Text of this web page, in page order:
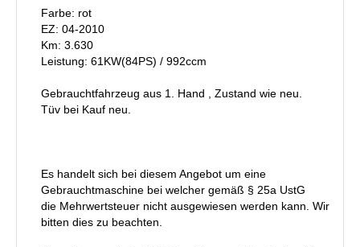
Farbe: rot
EZ: 04-2010
Km: 3.630
Leistung: 61KW(84PS) / 992ccm
Gebrauchtfahrzeug aus 1. Hand , Zustand wie neu.
Tüv bei Kauf neu.
Es handelt sich bei diesem Angebot um eine
Gebrauchtmaschine bei welcher gemäß § 25a UstG
die Mehrwertsteuer nicht ausgewiesen werden kann. Wir
bitten dies zu beachten.